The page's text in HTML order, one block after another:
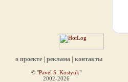
о проекте реклама контакты
© "Pavel S. Kostyuk"
2002-2026